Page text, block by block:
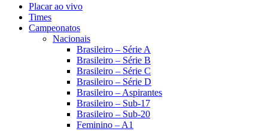
Placar ao vivo
Times
Campeonatos
Nacionais
Brasileiro – Série A
Brasileiro – Série B
Brasileiro – Série C
Brasileiro – Série D
Brasileiro – Aspirantes
Brasileiro – Sub-17
Brasileiro – Sub-20
Feminino – A1